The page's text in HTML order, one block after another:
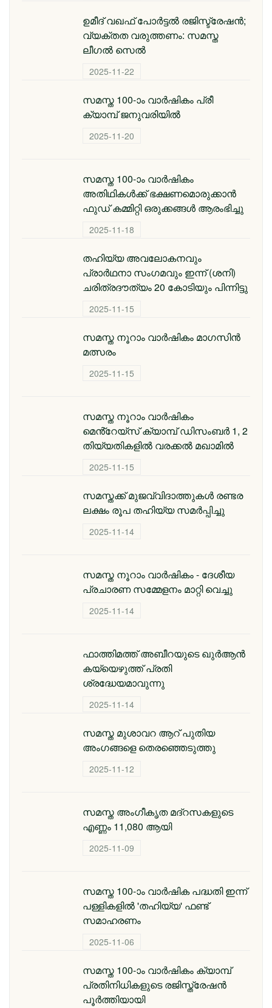
ഉമീദ് വഖഫ് പോർട്ടൽ രജിസ്ട്രേഷൻ;
വ്യക്തത വരുത്തണം: സമസ്ത
ലീഗൽ സെൽ
2025-11-22
സമസ്ത 100-ാം വാര്‍ഷികം പ്രീ
ക്യാമ്പ് ജനുവരിയില്‍
2025-11-20
സമസ്ത 100-ാം വാര്‍ഷികം
അതിഥികള്‍ക്ക് ഭക്ഷണമൊരുക്കാന്‍
ഫുഡ് കമ്മിറ്റി ഒരുക്കങ്ങള്‍ ആരംഭിച്ചു
2025-11-18
തഹിയ്യ അവലോകനവും
പ്രാര്‍ഥനാ സംഗമവും ഇന്ന് (ശനി)
ചരിത്രദൗത്യം 20 കോടിയും പിന്നിട്ടു
2025-11-15
സമസ്ത നൂറാം വാർഷികം മാഗസിൻ
മത്സരം
2025-11-15
സമസ്ത നൂറാം വാര്‍ഷികം
മെൻ്റേയ്സ് ക്യാമ്പ് ഡിസംബര്‍ 1, 2
തിയ്യതികളില്‍ വരക്കല്‍ മഖാമില്‍
2025-11-15
സമസ്തക്ക് മുജവ്വിദാത്തുകൾ രണ്ടര
ലക്ഷം രൂപ തഹിയ്യ സമർപ്പിച്ചു
2025-11-14
സമസ്ത നൂറാം വാര്‍ഷികം - ദേശീയ
പ്രചാരണ സമ്മേളനം മാറ്റി വെച്ചു
2025-11-14
ഫാത്തിമത്ത് അബീറയുടെ ഖുര്‍ആന്‍
കയ്യെഴുത്ത് പ്രതി
ശ്രദ്ധേയമാവുന്നു
2025-11-14
സമസ്ത മുശാവറ ആറ് പുതിയ
അംഗങ്ങളെ തെരഞ്ഞെടുത്തു
2025-11-12
സമസ്ത അംഗീകൃത മദ്റസകളുടെ
എണ്ണം 11,080 ആയി
2025-11-09
സമസ്ത 100-ാം വാര്‍ഷിക പദ്ധതി ഇന്ന്
പള്ളികളില്‍ 'തഹിയ്യ' ഫണ്ട്
സമാഹരണം
2025-11-06
സമസ്ത 100-ാം വാര്‍ഷികം ക്യാമ്പ്
പ്രതിനിധികളുടെ രജിസ്ത്രേഷന്‍
പൂര്‍ത്തിയായി